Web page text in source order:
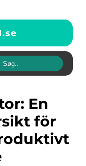
se
för